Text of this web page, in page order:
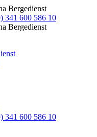
341 600 586 10
341 600 586 10